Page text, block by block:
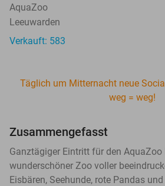
AquaZoo
Leeuwarden
Verkauft: 583
Täglich um Mitternacht neue
weg = weg!
Zusammengefasst
Ganztägiger Eintritt für den AquaZoo
wunderschöner Zoo voller
Eisbären, Seehunde, rote Pandas